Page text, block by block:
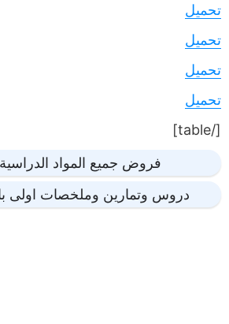
تحميل
تحميل
تحميل
تحميل
[/table]
فروض جميع المواد
دروس وتمارين وملخصات اولى